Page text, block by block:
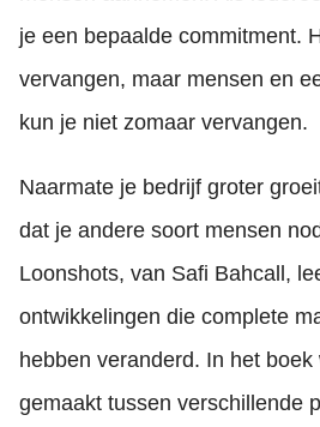
je een bepaalde commitment.
vervangen, maar mensen en
kun je niet zomaar vervangen.
Naarmate je bedrijf groter
dat je andere soort mensen
Loonshots, van Safi Bahcall,
ontwikkelingen die complete
hebben veranderd. In het
gemaakt tussen verschillende